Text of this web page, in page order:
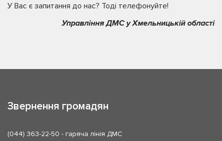
У Вас є запитання до нас? Тоді телефонуйте!
Управління ДМС у Хмельницькій області
Звернення громадян
(044) 363-22-50 - гаряча лінія ДМС